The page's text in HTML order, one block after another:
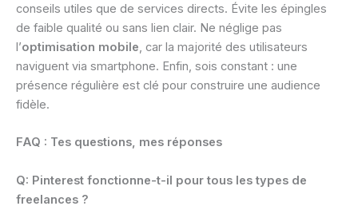
conseils utiles que de services directs. Évite les épingles
de faible qualité ou sans lien clair. Ne néglige pas
l’optimisation mobile, car la majorité des utilisateurs
naviguent via smartphone. Enfin, sois constant : une
présence régulière est clé pour construire une audience
fidèle.
FAQ : Tes questions, mes réponses
Q: Pinterest fonctionne-t-il pour tous les types de
freelances ?